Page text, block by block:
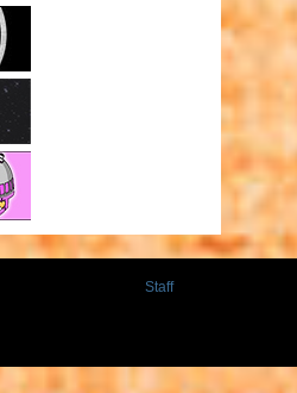
Staff